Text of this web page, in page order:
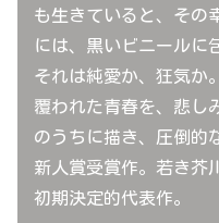
も生きていると、その
には、黒いビニール
それは純愛か、狂気か
覆われた青春を、悲し
のうちに描き、圧倒的
新人賞受賞作。若き芥
初期決定的代表作。